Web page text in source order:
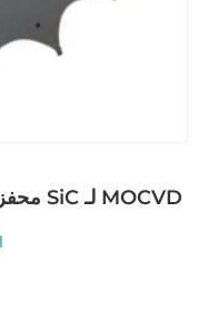
محفزات قاعدة الجرافيت المطلية بـ SiC لـ MOCVD